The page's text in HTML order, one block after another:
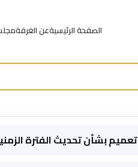
الصفحة الرئيسيةعن الغرفة
تعميم بشأن تحديث الفترة